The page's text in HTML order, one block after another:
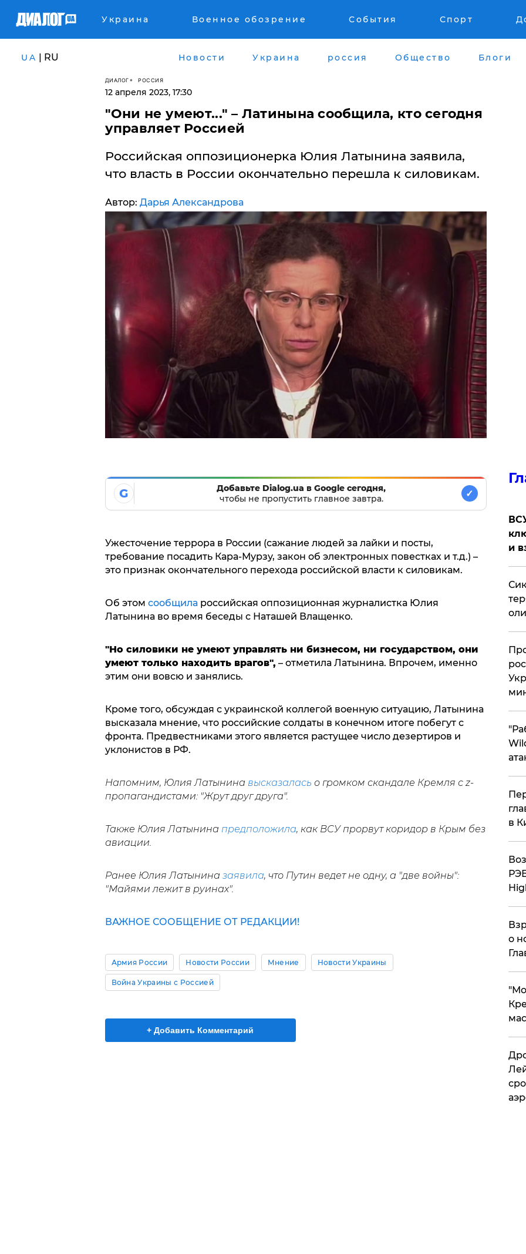
Украина Военное обозрение События Спорт
UA | RU Новости Украина россия Общество Блоги
ДИАЛОГ РОССИЯ
12 апреля 2023, 17:30
"Они не умеют..." – Латинына сообщила, кто сегодня
управляет Россией
Российская оппозиционерка Юлия Латынина заявила,
что власть в России окончательно перешла к силовикам.
Автор: Дарья Александрова
G
Добавьте Dialog.ua в Google сегодня,
чтобы не пропустить главное завтра.
✓
Ужесточение террора в России (сажание людей за лайки и посты,
требование посадить Кара-Мурзу, закон об электронных повестках и т.д.) –
это признак окончательного перехода российской власти к силовикам.
Об этом сообщилароссийская оппозиционная журналистка Юлия
Латынина во время беседы с Наташей Влащенко.
"Но силовики не умеют управлять ни бизнесом, ни государством, они
умеют только находить врагов", – отметила Латынина. Впрочем, именно
этим они вовсю и занялись.
Кроме того, обсуждая с украинской коллегой военную ситуацию, Латынина
высказала мнение, что российские солдаты в конечном итоге побегут с
фронта. Предвестниками этого является растущее число дезертиров и
уклонистов в РФ.
Напомним, Юлия Латынина высказалась о громком скандале Кремля с z-
пропагандистами: "Жрут друг друга".
Также Юлия Латынина предположила, как ВСУ прорвут коридор в Крым без
авиации.
Ранее Юлия Латынина заявила, что Путин ведет не одну, а "две войны":
"Майями лежит в руинах".
ВАЖНОЕ СООБЩЕНИЕ ОТ РЕДАКЦИИ!
Армия России Новости России Мнение Новости Украины
Война Украины с Россией
+ Добавить Комментарий
и
в
о